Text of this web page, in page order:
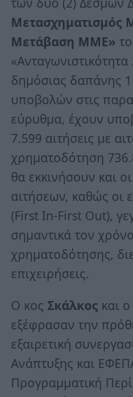
Μετασχηματισμός
Μετάβαση ΜΜΕ»
δημόσιας δαπάνης
υποβολών στις
εύρυθμα, έχουν
7.599 αιτήσεις με
χρηματοδότηση
θα εκκινήσουν και
αιτήσεων, καθώς οι
(First In-First Out),
σημαντικά τον
χρηματοδότησης,
επιχειρήσεις.
Ο κος Σκάλκος και
εξέφρασαν την
εξαιρετική
Ανάπτυξης και
Προγραμματική